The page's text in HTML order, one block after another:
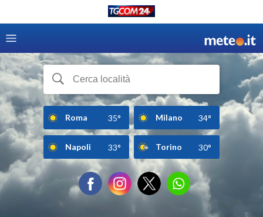
Roma 35° Milano 34°
Napoli 33° Torino 30°